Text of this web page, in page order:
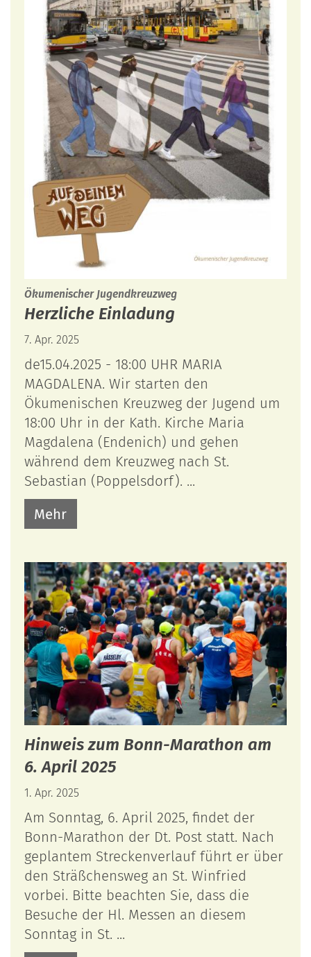
Ökumenischer Jugendkreuzweg:
Herzliche Einladung
7. Apr. 2025
de15.04.2025 - 18:00 UHR MARIA
MAGDALENA. Wir starten den
Ökumenischen Kreuzweg der Jugend um
18:00 Uhr in der Kath. Kirche Maria
Magdalena (Endenich) und gehen
während dem Kreuzweg nach St.
Sebastian (Poppelsdorf). ...
Mehr
Hinweis zum Bonn-Marathon am
6. April 2025
1. Apr. 2025
Am Sonntag, 6. April 2025, findet der
Bonn-Marathon der Dt. Post statt. Nach
geplantem Streckenverlauf führt er über
den Sträßchensweg an St. Winfried
vorbei. Bitte beachten Sie, dass die
Besuche der Hl. Messen an diesem
Sonntag in St. ...